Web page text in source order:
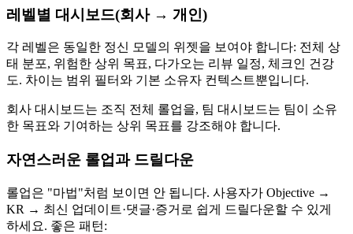
레벨별 대시보드(회사 → 개인)
각 레벨은 동일한 정신 모델의 위젯을 보여야 합니다: 전체 상
태 분포, 위험한 상위 목표, 다가오는 리뷰 일정, 체크인 건강
도. 차이는 범위 필터와 기본 소유자 컨텍스트뿐입니다.
회사 대시보드는 조직 전체 롤업을, 팀 대시보드는 팀이 소유
한 목표와 기여하는 상위 목표를 강조해야 합니다.
자연스러운 롤업과 드릴다운
롤업은 "마법"처럼 보이면 안 됩니다. 사용자가 Objective →
KR → 최신 업데이트·댓글·증거로 쉽게 드릴다운할 수 있게
하세요. 좋은 패턴: